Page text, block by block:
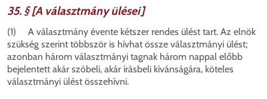
35. § [A választmány ülései]
(1) A választmány évente kétszer rendes ülést tart. Az elnök
szükség szerint többször is hívhat össze választmányi ülést;
azonban három választmányi tagnak három nappal előbb
bejelentett akár szóbeli, akár írásbeli kívánságára, köteles
választmányi ülést összehívni.